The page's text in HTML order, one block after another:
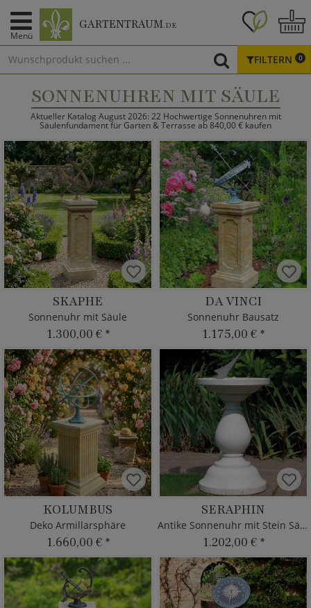
Menü
GARTENTRAUM.DE
FILTERN 0
SONNENUHREN MIT SÄULE
Aktueller Katalog August 2026: 22 Hochwertige Sonnenuhren mit
Säulenfundament für Garten & Terrasse ab 840,00 € kaufen
SKAPHE
Sonnenuhr mit Säule
1.300,00 € *
DA VINCI
Sonnenuhr Bausatz
1.175,00 € *
KOLUMBUS
Deko Armillarsphäre
1.660,00 € *
SERAPHIN
Antike Sonnenuhr mit Stein Säule
1.202,00 € *